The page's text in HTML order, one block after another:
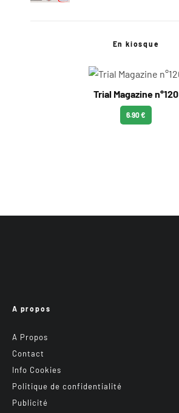
En kiosque
Trial Magazine n°120
6.90 €
A propos
A Propos
Contact
Info Cookies
Politique de confidentialité
Publicité